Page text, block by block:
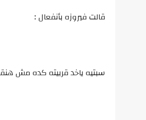
قالت فيروزه بأنفعال :
سبتيه ياخد قربيته كده مش